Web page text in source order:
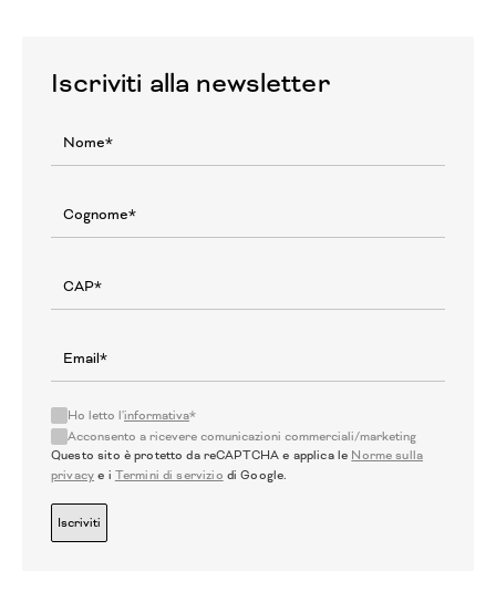
Iscriviti alla newsletter
Ho letto l'informativa*
Acconsento a ricevere comunicazioni commerciali/marketing
Questo sito è protetto da reCAPTCHA e applica le Norme sulla
privacy e i Termini di servizio di Google.
Iscriviti